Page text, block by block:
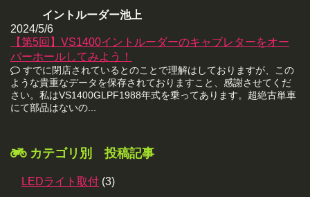
イントルーダー池上
2024/5/6
【第5回】VS1400イントルーダーのキャブレターをオー
バーホールしてみよう！
すでに閉店されているとのことで理解はしておりますが、この
ような貴重なデータを保存されておりますこと、感謝させてくだ
さい。私はVS1400GLPF1988年式を乗ってあります。超絶古単車
にて部品はないの...
カテゴリ別 投稿記事
LEDライト取付 (3)